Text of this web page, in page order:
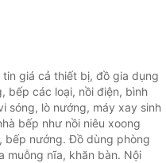
giá cả thiết bị, đồ gia dụng
bếp các loại, nồi điện, bình
sóng, lò nướng, máy xay sinh
bếp như nồi niêu xoong
bếp nướng. Đồ dùng phòng
muỗng nĩa, khăn bàn. Nội